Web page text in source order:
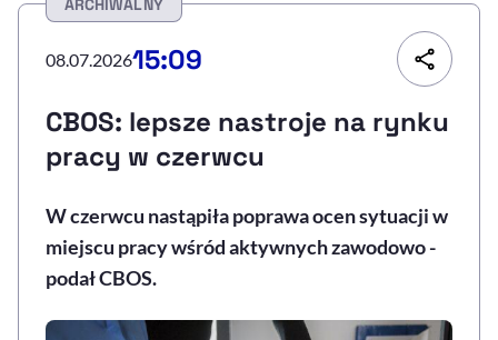
Sprawdź, jak i dlaczego zwiększamy dostępność , otwiera się w nowym
ARCHIWALNY
08.07.202615:09
CBOS: lepsze nastroje na rynku
pracy w czerwcu
W czerwcu nastąpiła poprawa ocen sytuacji w
miejscu pracy wśród aktywnych zawodowo -
podał CBOS.